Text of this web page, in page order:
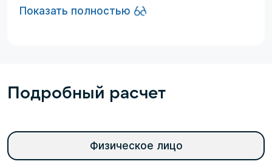
Показать полностью
Подробный расчет
Физическое лицо